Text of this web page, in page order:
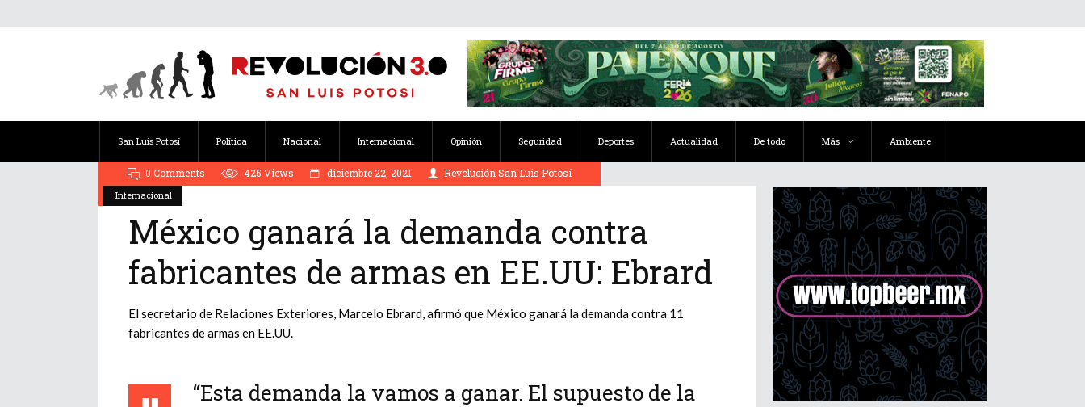
San Luis Potosí Política Nacional Internacional Opinión Seguridad Deportes Actualidad De todo Más Ambiente
Internacional
0 Comments 425 Views diciembre 22, 2021 Revolución San Luis Potosí
México ganará la demanda contra
fabricantes de armas en EE.UU: Ebrard
El secretario de Relaciones Exteriores, Marcelo Ebrard, afirmó que México ganará la demanda contra 11
fabricantes de armas en EE.UU.
“Esta demanda la vamos a ganar. El supuesto de la